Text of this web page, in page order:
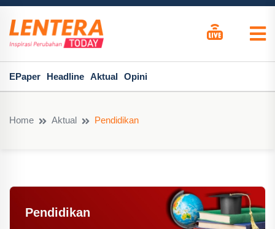
EPaper Headline Aktual Opini
Home Aktual Pendidikan
Pendidikan